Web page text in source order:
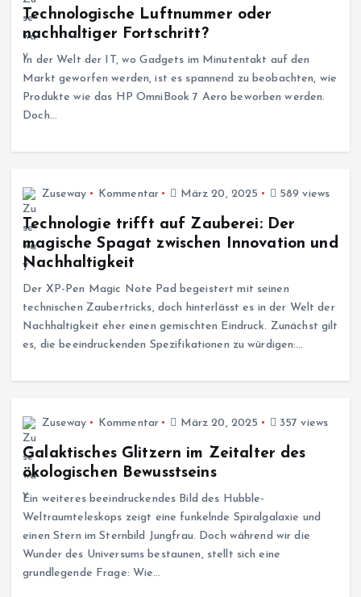
Technologische Luftnummer oder
nachhaltiger Fortschritt?
In der Welt der IT, wo Gadgets im Minutentakt auf den
Markt geworfen werden, ist es spannend zu beobachten, wie
Produkte wie das HP OmniBook 7 Aero beworben werden.
Doch…
Zuseway Kommentar März 20, 2025 589 views
Technologie trifft auf Zauberei: Der
magische Spagat zwischen Innovation und
Nachhaltigkeit
Der XP-Pen Magic Note Pad begeistert mit seinen
technischen Zaubertricks, doch hinterlässt es in der Welt der
Nachhaltigkeit eher einen gemischten Eindruck. Zunächst gilt
es, die beeindruckenden Spezifikationen zu würdigen:…
Zuseway Kommentar März 20, 2025 357 views
Galaktisches Glitzern im Zeitalter des
ökologischen Bewusstseins
Ein weiteres beeindruckendes Bild des Hubble-
Weltraumteleskops zeigt eine funkelnde Spiralgalaxie und
einen Stern im Sternbild Jungfrau. Doch während wir die
Wunder des Universums bestaunen, stellt sich eine
grundlegende Frage: Wie…